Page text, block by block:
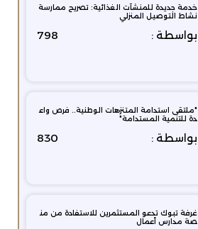
خدمة جديدة للمنشآت الغذائية: تصريح ممارسة
نشاط التوصيل المنزلي
بواسطة : 798
"ملتقى استدامة المتنزهات الوطنية.. فرص واع
دة للتنمية المستدامة"
بواسطة : 830
غرفة تبوك تدعو المستثمرين للاستفادة من من
صة مدارس أعمال